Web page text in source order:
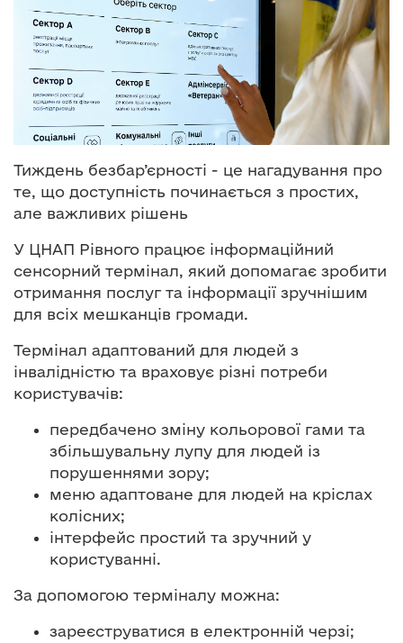
у
Тиждень безбар’єрності - це нагадування про
те, що доступність починається з простих,
але важливих рішень
У ЦНАП Рівного працює інформаційний
сенсорний термінал, який допомагає зробити
отримання послуг та інформації зручнішим
для всіх мешканців громади.
Термінал адаптований для людей з
інвалідністю та враховує різні потреби
користувачів:
передбачено зміну кольорової гами та
збільшувальну лупу для людей із
порушеннями зору;
меню адаптоване для людей на кріслах
колісних;
інтерфейс простий та зручний у
користуванні.
За допомогою терміналу можна:
зареєструватися в електронній черзі;